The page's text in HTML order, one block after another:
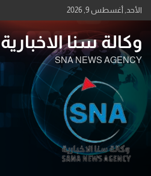
Skip
to
الأحد, أغسطس 9, 2026
وكالة سنا الاخبارية
SNA NEWS AGENCY